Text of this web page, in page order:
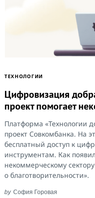
ТЕХНОЛОГИИ
Цифровизация
проект помогает
Платформа «Технологии
проект Совкомбанка. На
бесплатный доступ к
инструментам. Как
некоммерческому
о благотворительности».
by София Горовая
Search